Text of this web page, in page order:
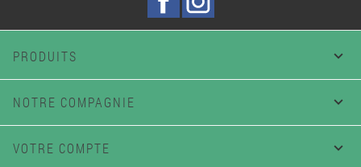
PRODUITS 
NOTRE COMPAGNIE 
VOTRE COMPTE 